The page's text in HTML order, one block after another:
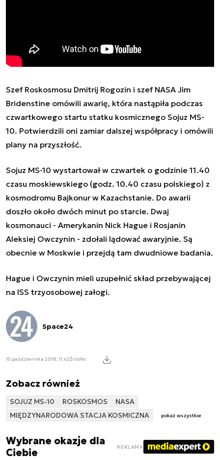
Szef Roskosmosu Dmitrij Rogozin i szef NASA Jim
Bridenstine omówili awarię, która nastąpiła podczas
czwartkowego startu statku kosmicznego Sojuz MS-
10. Potwierdzili oni zamiar dalszej współpracy i omówili
plany na przyszłość.
Sojuz MS-10 wystartował w czwartek o godzinie 11.40
czasu moskiewskiego (godz. 10.40 czasu polskiego) z
kosmodromu Bajkonur w Kazachstanie. Do awarii
doszło około dwóch minut po starcie. Dwaj
kosmonauci - Amerykanin Nick Hague i Rosjanin
Aleksiej Owczynin - zdołali lądować awaryjnie. Są
obecnie w Moskwie i przejdą tam dwudniowe badania.
Hague i Owczynin mieli uzupełnić skład przebywającej
na ISS trzyosobowej załogi.
Space24
15 października 2018, 11:42Źródło:
Zobacz również
SOJUZ MS-10 ROSKOSMOS
NASA
MIĘDZYNARODOWA STACJA KOSMICZNA
pokaż wszystkie
Wybrane okazje dla
Ciebie
REKLAMA